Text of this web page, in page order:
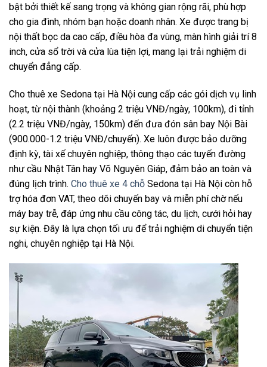
bật bởi thiết kế sang trọng và không gian rộng rãi, phù hợp
cho gia đình, nhóm bạn hoặc doanh nhân. Xe được trang bị
nội thất bọc da cao cấp, điều hòa đa vùng, màn hình giải trí 8
inch, cửa sổ trời và cửa lùa tiện lợi, mang lại trải nghiệm di
chuyển đẳng cấp.
Cho thuê xe Sedona tại Hà Nội cung cấp các gói dịch vụ linh
hoạt, từ nội thành (khoảng 2 triệu VNĐ/ngày, 100km), đi tỉnh
(2.2 triệu VNĐ/ngày, 150km) đến đưa đón sân bay Nội Bài
(900.000-1.2 triệu VNĐ/chuyến). Xe luôn được bảo dưỡng
định kỳ, tài xế chuyên nghiệp, thông thạo các tuyến đường
như cầu Nhật Tân hay Võ Nguyên Giáp, đảm bảo an toàn và
đúng lịch trình. Cho thuê xe 4 chỗ Sedona tại Hà Nội còn hỗ
trợ hóa đơn VAT, theo dõi chuyến bay và miễn phí chờ nếu
máy bay trễ, đáp ứng nhu cầu công tác, du lịch, cưới hỏi hay
sự kiện. Đây là lựa chọn tối ưu để trải nghiệm di chuyển tiện
nghi, chuyên nghiệp tại Hà Nội.